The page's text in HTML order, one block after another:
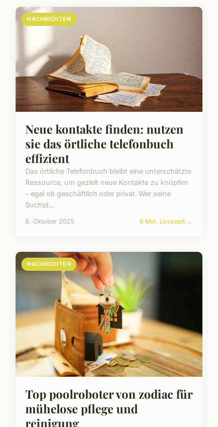
NACHRICHTEN
Neue kontakte finden: nutzen
sie das örtliche telefonbuch
effizient
Das örtliche Telefonbuch bleibt eine unterschätzte
Ressource, um gezielt neue Kontakte zu knüpfen
– egal ob geschäftlich oder privat. Wer seine
Suchst...
6. Oktober 2025 6 Min. Lesezeit →
NACHRICHTEN
Top poolroboter von zodiac für
mühelose pflege und
reinigung